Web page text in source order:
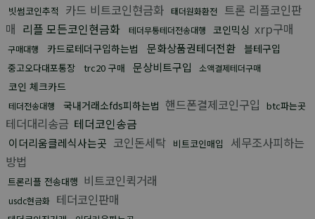
빗썸코인추적 카드 비트코인현금화 태더원화환전
트론 리플코인판
매 리플 모든코인현금화 테더무통테더전송대행 코인믹싱 xrp구매
구매대행 카드로테더구입하는법 문화상품권테더전환 블테구입
중고오다대포통장 trc20 구매 문상비트구입 소액결제테더구매
코인 체크카드
테더전송대행 국내거래소fds피하는법 핸드폰결제코인구입 btc파는곳
테더대리송금 테더코인송금
이더리움클레식사는곳 코인돈세탁 비트코인매입
세무조사피하는
방법
트론리플 전송대행 비트코인퀵거래
usdc현금화 테더코인판매